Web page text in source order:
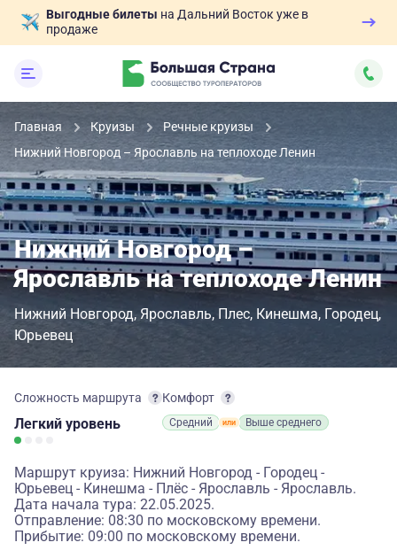
Выгодные билеты на Дальний Восток уже в
продаже
Главная Круизы
Речные круизы
Нижний Новгород – Ярославль на теплоходе Ленин
Нижний Новгород –
Ярославль на теплоходе Ленин
Нижний Новгород Ярославль Плес Кинешма Городец
Юрьевец
Сложность маршрута
Легкий уровень
Комфорт
Средний Выше среднего
Маршрут круиза: Нижний Новгород - Городец -
Юрьевец - Кинешма - Плёс - Ярославль - Ярославль.
Дата начала тура: 22.05.2025.
Отправление: 08:30 по московскому времени.
Прибытие: 09:00 по московскому времени.